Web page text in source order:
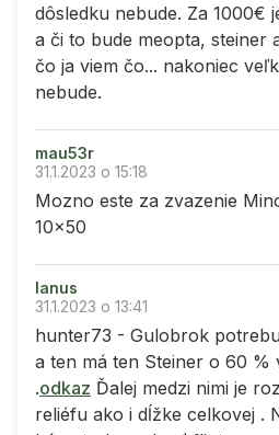
dôsledku nebude. Za 1000€
a či to bude meopta, steiner
čo ja viem čo... nakoniec
nebude.
mau53r
31.1.2023 o 15:18
Mozno este za zvazenie
10x50
lanus
31.1.2023 o 13:41
hunter73 - Gulobrok
a ten má ten Steiner o 60 %
.odkaz Ďalej medzi nimi je
reliéfu ako i dĺžke celkovej .